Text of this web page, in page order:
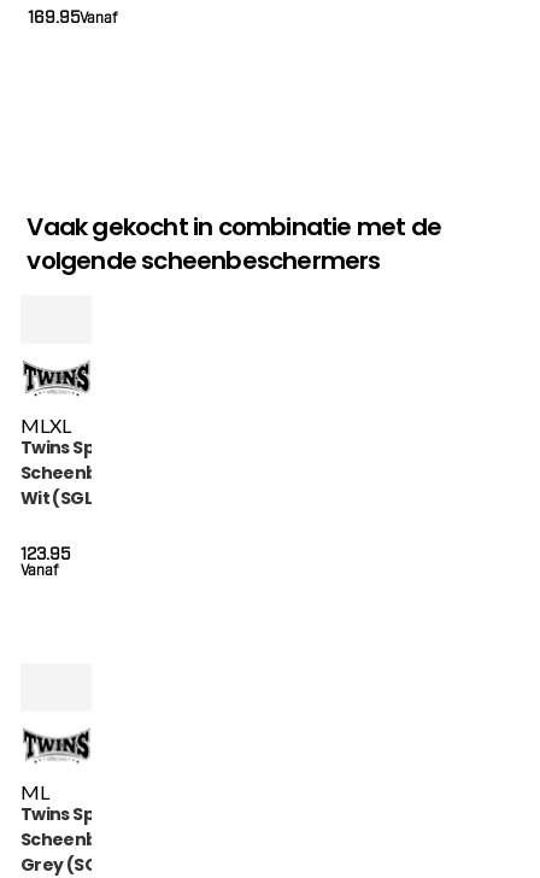
Vanaf
169.95
Vaak gekocht in combinatie met de
volgende scheenbeschermers
ML XL
Twins Special
Scheenbeschermers
Wit (SGL 7 WHITE)
Vanaf
123.95
ML
Twins Special
Scheenbeschermers
Grey (SGL 7 GREY)